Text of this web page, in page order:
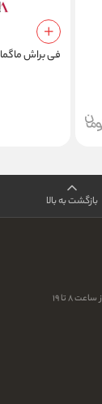
فی براش ماگما
بازگشت به بالا
۸ تا ۱۹